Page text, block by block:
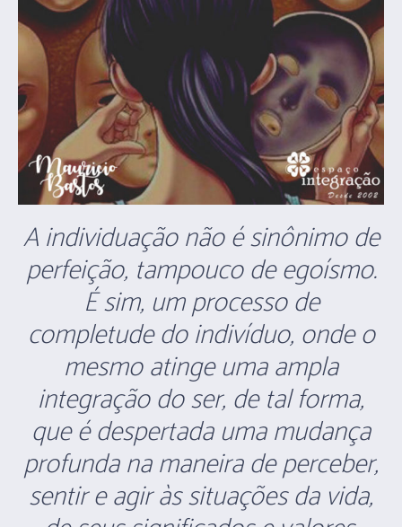
A individuação não é sinônimo de
perfeição, tampouco de egoísmo.
É sim, um processo de
completude do indivíduo, onde o
mesmo atinge uma ampla
integração do ser, de tal forma,
que é despertada uma mudança
profunda na maneira de perceber,
sentir e agir às situações da vida,